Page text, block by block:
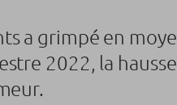
a grimpé en
2022, la